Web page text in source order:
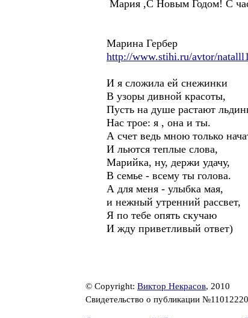
Мария ,С Новым Годом! С
Марина Гербер
http://www.stihi.ru/avtor/
И я сложила ей снежинки
В узоры дивной красоты,
Пусть на душе растают
Нас трое: я , она и ты.
А счет ведь мною только
И льются теплые слова,
Марийка, ну, держи удачу,
В семье - всему ты голова.
А для меня - улыбка мая,
и нежный утренний рассвет,
Я по тебе опять скучаю
И жду приветливый ответ)
© Copyright: Виктор Некрасов, 2010
Свидетельство о публикации